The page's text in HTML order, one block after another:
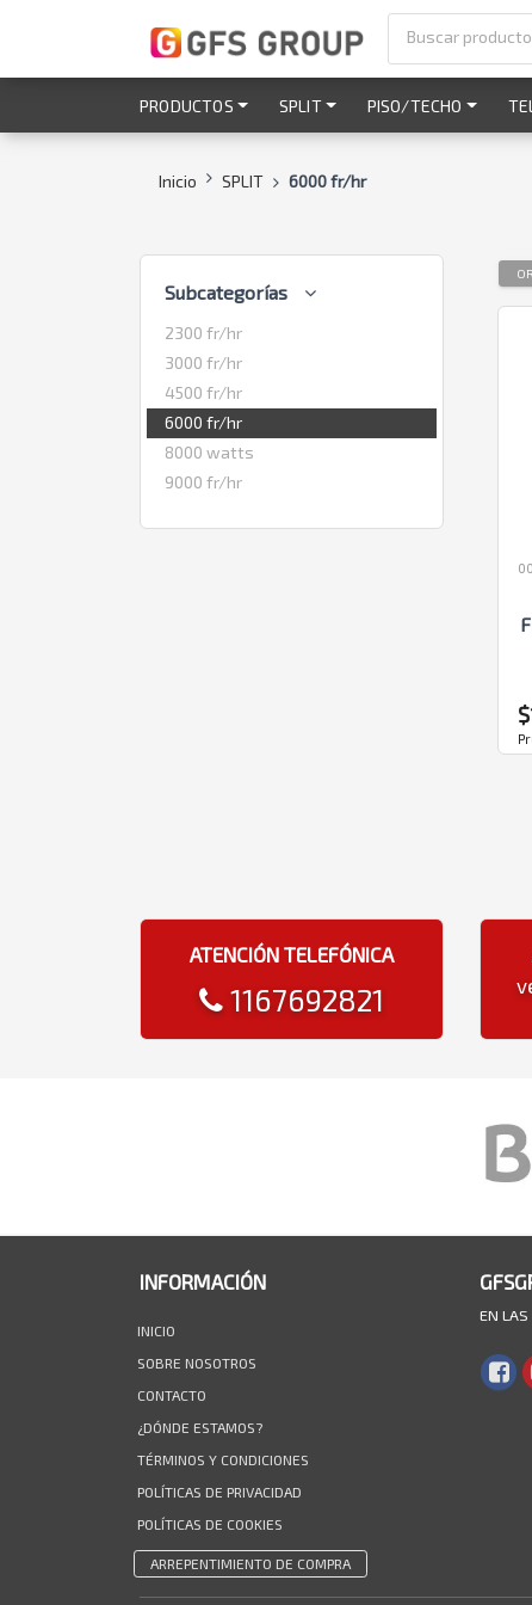
PRODUCTOS SPLIT PISO/TECHO
Inicio SPLIT 6000 fr/hr
Subcategorías
2300 fr/hr
3000 fr/hr
4500 fr/hr
6000 fr/hr
8000 watts
9000 fr/hr
ATENCIÓN TELEFÓNICA
1167692821
INFORMACIÓN
INICIO
SOBRE NOSOTROS
CONTACTO
¿DÓNDE ESTAMOS?
TÉRMINOS Y CONDICIONES
POLÍTICAS DE PRIVACIDAD
POLÍTICAS DE COOKIES
ARREPENTIMIENTO DE COMPRA
EN LAS